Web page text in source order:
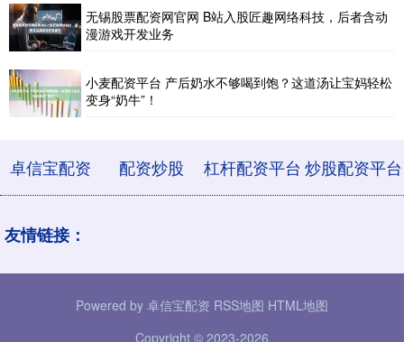
无锡股票配资网官网 B站入股匠趣网络科技，后者含动
漫游戏开发业务
小麦配资平台 产后奶水不够喝到饱？这道汤让宝妈轻松
变身“奶牛”！
卓信宝配资 配资炒股 杠杆配资平台 炒股配资平台
友情链接：
Powered by 卓信宝配资 RSS地图 HTML地图
Copyright © 2023-2026